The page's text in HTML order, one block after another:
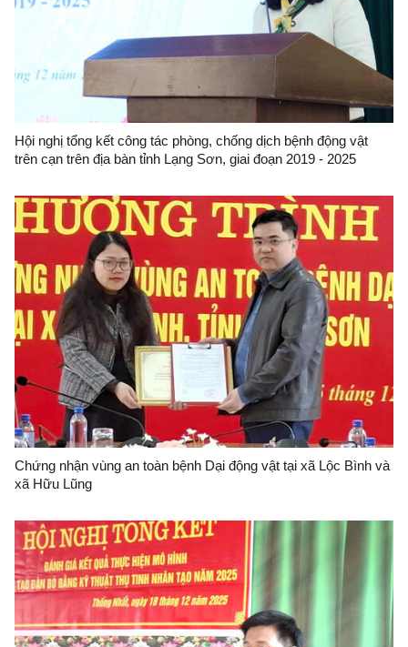
Hội nghị tổng kết công tác phòng, chống dịch bệnh động vật
trên cạn trên địa bàn tỉnh Lạng Sơn, giai đoạn 2019 - 2025
Chứng nhận vùng an toàn bệnh Dại động vật tại xã Lộc Bình và
xã Hữu Lũng